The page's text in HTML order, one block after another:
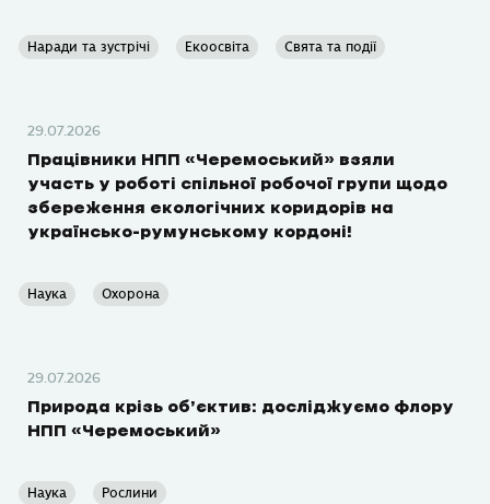
Наради та зустрічі Екоосвіта Свята та події
29.07.2026
Працівники НПП «Черемоський» взяли
участь у роботі спільної робочої групи щодо
збереження екологічних коридорів на
українсько-румунському кордоні!
Наука Охорона
29.07.2026
Природа крізь об’єктив: досліджуємо флору
НПП «Черемоський»
Наука Рослини